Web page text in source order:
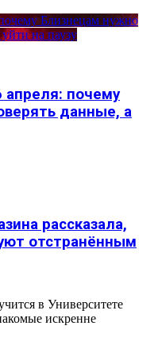
Близнецам нужно
на паузу
апреля: почему
данные, а
рассказала,
отстранённым
в Университете
искренне